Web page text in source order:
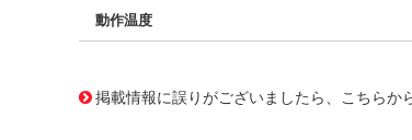
動作温度
掲載情報に誤りがございましたら、こちらか